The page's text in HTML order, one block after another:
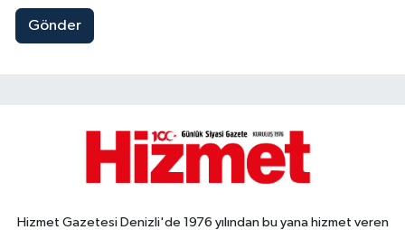
Gönder
Hizmet Gazetesi Denizli'de 1976 yılından bu yana hizmet veren